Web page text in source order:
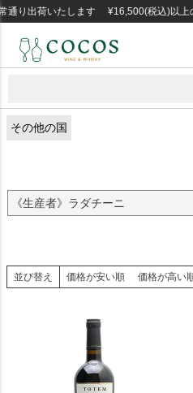
出荷いたします ¥16,500(税込)以上の
その他の国
《生産者》ラダチーニ
並び替え 価格が安い順 価格が高い